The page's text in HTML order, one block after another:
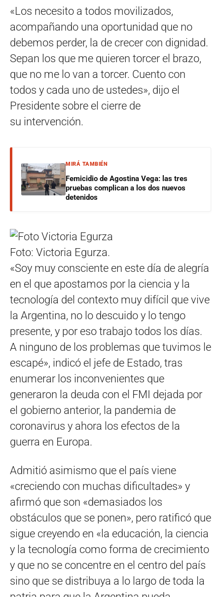
«Los necesito a todos movilizados,
acompañando una oportunidad que no
debemos perder, la de crecer con dignidad.
Sepan los que me quieren torcer el brazo,
que no me lo van a torcer. Cuento con
todos y cada uno de ustedes», dijo el
Presidente sobre el cierre de
su intervención.
MIRÁ TAMBIÉN
Femicidio de Agostina Vega: las tres
pruebas complican a los dos nuevos
detenidos
Foto: Victoria Egurza.
«Soy muy consciente en este día de alegría
en el que apostamos por la ciencia y la
tecnología del contexto muy difícil que vive
la Argentina, no lo descuido y lo tengo
presente, y por eso trabajo todos los días.
A ninguno de los problemas que tuvimos le
escapé», indicó el jefe de Estado, tras
enumerar los inconvenientes que
generaron la deuda con el FMI dejada por
el gobierno anterior, la pandemia de
coronavirus y ahora los efectos de la
guerra en Europa.
Admitió asimismo que el país viene
«creciendo con muchas dificultades» y
afirmó que son «demasiados los
obstáculos que se ponen», pero ratificó que
sigue creyendo en «la educación, la ciencia
y la tecnología como forma de crecimiento
y que no se concentre en el centro del país
sino que se distribuya a lo largo de toda la